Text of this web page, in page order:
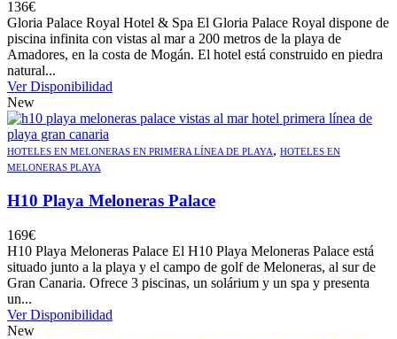
136€
Gloria Palace Royal Hotel & Spa El Gloria Palace Royal dispone de
piscina infinita con vistas al mar a 200 metros de la playa de
Amadores, en la costa de Mogán. El hotel está construido en piedra
natural...
Ver Disponibilidad
New
HOTELES EN MELONERAS EN PRIMERA LÍNEA DE PLAYA, HOTELES EN
MELONERAS PLAYA
H10 Playa Meloneras Palace
169€
H10 Playa Meloneras Palace El H10 Playa Meloneras Palace está
situado junto a la playa y el campo de golf de Meloneras, al sur de
Gran Canaria. Ofrece 3 piscinas, un solárium y un spa y presenta
un...
Ver Disponibilidad
New